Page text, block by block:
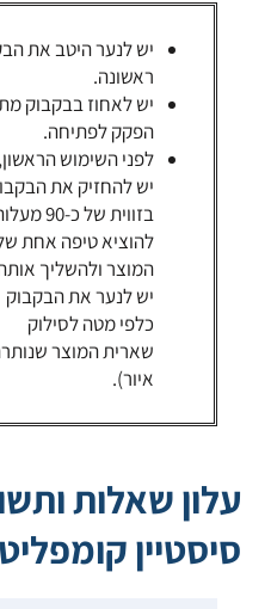
יש לנער היטב את
ראשונה.
יש לאחוז בבקבוק
הפקק לפתיחה.
לפני השימוש הראשון,
יש להחזיק את
בזווית של כ-90
להוציא טיפה אחת
המוצר ולהשליך
יש לנער את הבקבוק
כלפי מטה לסילוק
שארית המוצר
איור).
עלון שאלות
סיסטיין קומפליט